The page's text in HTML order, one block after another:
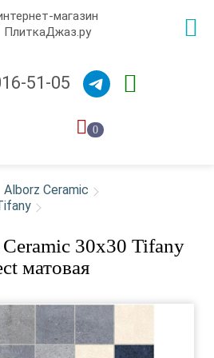
магазин
ПлиткаДжаз.ру
51-05
0
Alborz Ceramic
30x30 Tifany
матовая